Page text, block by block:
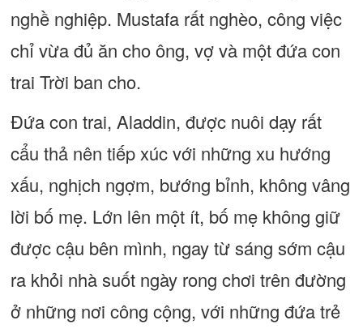
nghề nghiệp. Mustafa rất nghèo, công việc
chỉ vừa đủ ăn cho ông, vợ và một đứa con
trai Trời ban cho.
Đứa con trai, Aladdin, được nuôi dạy rất
cẩu thả nên tiếp xúc với những xu hướng
xấu, nghịch ngợm, bướng bỉnh, không vâng
lời bố mẹ. Lớn lên một ít, bố mẹ không giữ
được cậu bên mình, ngay từ sáng sớm cậu
ra khỏi nhà suốt ngày rong chơi trên đường
ở những nơi công cộng, với những đứa trẻ